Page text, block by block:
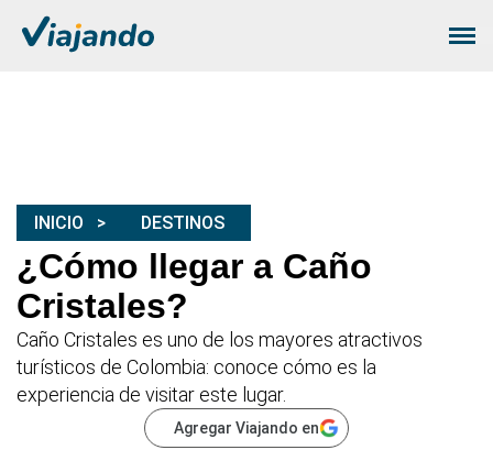
INICIO DESTINOS
¿Cómo llegar a Caño
Cristales?
Caño Cristales es uno de los mayores atractivos
turísticos de Colombia: conoce cómo es la
experiencia de visitar este lugar.
Agregar Viajando en